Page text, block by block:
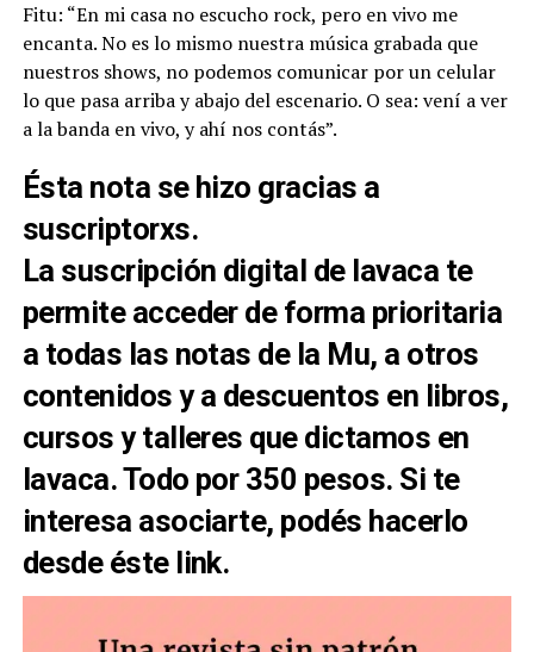
Fitu: “En mi casa no escucho rock, pero en vivo me
encanta. No es lo mismo nuestra música grabada que
nuestros shows, no podemos comunicar por un celular
lo que pasa arriba y abajo del escenario. O sea: vení a ver
a la banda en vivo, y ahí nos contás”.
Ésta nota se hizo gracias a
suscriptorxs.
La suscripción digital de lavaca te
permite acceder de forma prioritaria
a todas las notas de la Mu, a otros
contenidos y a descuentos en libros,
cursos y talleres que dictamos en
lavaca. Todo por 350 pesos. Si te
interesa asociarte, podés hacerlo
desde éste link.